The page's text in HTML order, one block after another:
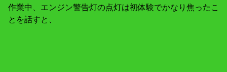
作業中、エンジン警告灯の点灯は初体験でかなり焦ったこ
とを話すと、